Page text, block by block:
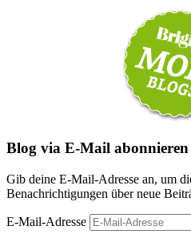
Blog via E-Mail abonnieren
Gib deine E-Mail-Adresse an, um
Benachrichtigungen über neue
E-Mail-Adresse